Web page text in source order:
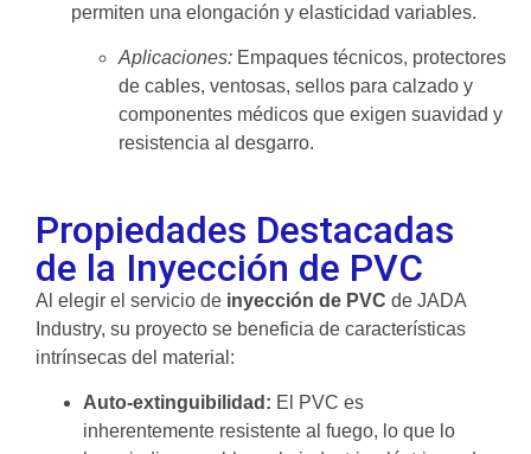
permiten una elongación y elasticidad variables.
Aplicaciones: Empaques técnicos, protectores
de cables, ventosas, sellos para calzado y
componentes médicos que exigen suavidad y
resistencia al desgarro.
Propiedades Destacadas
de la Inyección de PVC
Al elegir el servicio de inyección de PVC de JADA
Industry, su proyecto se beneficia de características
intrínsecas del material:
Auto-extinguibilidad: El PVC es
inherentemente resistente al fuego, lo que lo